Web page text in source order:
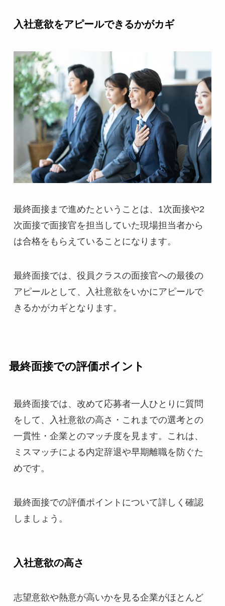
入社意欲をアピールできるかがカギ
最終面接まで進めたということは、1次面接や2
次面接で面接官を担当していた現場担当者から
は合格をもらえていることになります。
最終面接では、役員クラスの面接官への最後の
アピールとして、入社意欲をいかにアピールで
きるかがカギとなります。
最終面接での評価ポイント
最終面接では、改めて応募者一人ひとりに質問
をして、入社意欲の高さ・これまでの選考との
一貫性・企業とのマッチ度を見ます。これは、
ミスマッチによる内定辞退や早期離職を防ぐた
めです。
最終面接での評価ポイントについて詳しく確認
しましょう。
入社意欲の高さ
志望意欲や熱意が高いかを見る企業がほとんど